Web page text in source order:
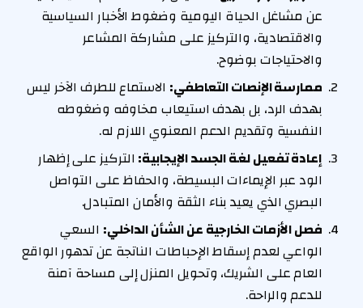
عن مشاغل الحياة اليومية وضغوط الأخبار السياسية
والاقتصادية، والتركيز على مشاركة المشاعر
والاحتياجات بوضوح.
ممارسة الإنصات التعاطفي: الاستماع للطرف الآخر ليس
بهدف الرد، بل بهدف استيعاب مخاوفه وضغوطه
النفسية وتقديم الدعم المعنوي اللازم له.
إعادة تفعيل لغة الجسد الإيجابية: التركيز على إظهار
الود عبر الإيماءات البسيطة، والحفاظ على التواصل
البصري الذي يعيد بناء الثقة والأمان المتبادل.
فصل الأزمات الخارجية عن الشأن الداخلي: السعي
الواعي لعدم إسقاط الإحباطات الناتجة عن تدهور الواقع
العام على الشريك، وتحويل المنزل إلى مساحة آمنة
للدعم والراحة.